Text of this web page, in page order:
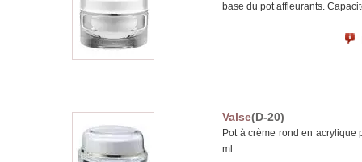
base du pot affleurants.
Valse(D-20)
Pot à crème rond en
ml.